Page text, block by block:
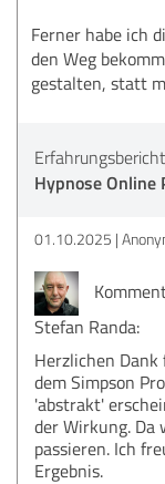
Ferner habe ich
den Weg
gestalten, statt
Hypnose Online
01.10.2025
Stefan Randa:
Herzlichen
dem Simpson
'abstrakt'
der Wirkung. Da
passieren. Ich
Ergebnis.